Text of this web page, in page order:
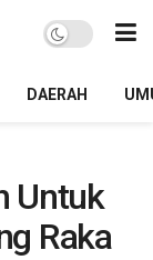
DAERAH
Untuk
Raka